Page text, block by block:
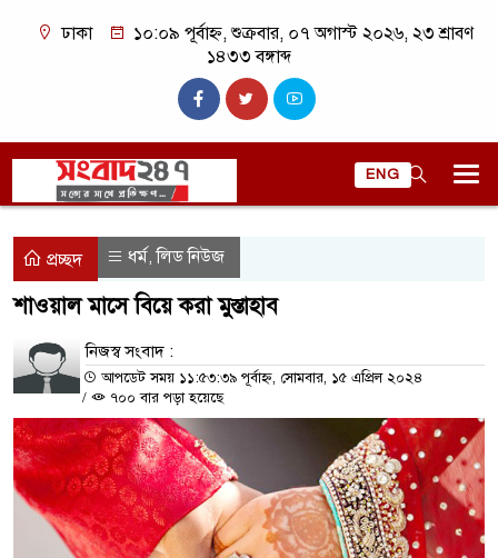
ঢাকা
১০:০৯ পূর্বাহ্ন, শুক্রবার, ০৭ অগাস্ট ২০২৬, ২৩ শ্রাবণ
১৪৩৩ বঙ্গাব্দ
ENG
প্রচ্ছদ ধর্ম,লিড নিউজ
শাওয়াল মাসে বিয়ে করা মুস্তাহাব
নিজস্ব সংবাদ :
আপডেট সময় ১১:৫৩:৩৯ পূর্বাহ্ন, সোমবার, ১৫ এপ্রিল ২০২৪
/
৭০০ বার পড়া হয়েছে